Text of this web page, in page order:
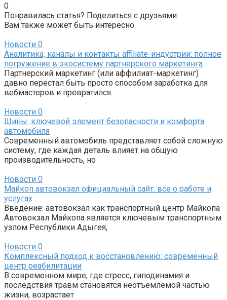
0
Понравилась статья? Поделиться с друзьями:
Вам также может быть интересно
Новости 0
Аналитика, каналы и контакты affiliate-индустрии: полное
погружение в экосистему партнерского маркетинга
Партнерский маркетинг (или аффилиат-маркетинг)
давно перестал быть просто способом заработка для
вебмастеров и превратился
Новости 0
Шины: ключевой элемент безопасности и комфорта
автомобиля
Современный автомобиль представляет собой сложную
систему, где каждая деталь влияет на общую
производительность, но
Новости 0
Майкоп автовокзал официальный сайт: все о работе и
услугах
Введение: автовокзал как транспортный центр Майкопа
Автовокзал Майкопа является ключевым транспортным
узлом Республики Адыгея,
Новости 0
Комплексный подход к восстановлению: современный
центр реабилитации
В современном мире, где стресс, гиподинамия и
последствия травм становятся неотъемлемой частью
жизни, возрастает